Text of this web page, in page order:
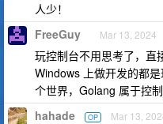
人少！
FreeGuy Mar 13, 2024
玩控制台不用思考了，直
Windows 上做开发的都
个世界，Golang 属于控制
hahade OP Mar 13,